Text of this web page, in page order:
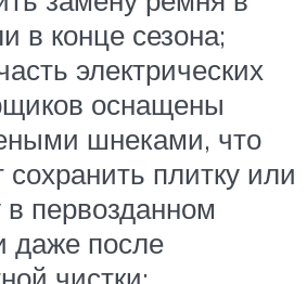
в конце сезона;
электрических
оснащены
шнеками, что
сохранить плитку или
в первозданном
даже после